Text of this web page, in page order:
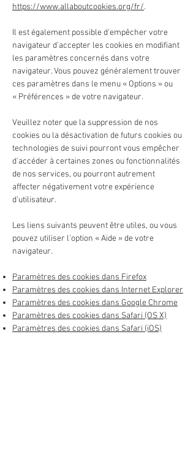
https://www.allaboutcookies.org/fr/.
Il est également possible d'empêcher votre
navigateur d'accepter les cookies en modifiant
les paramètres concernés dans votre
navigateur. Vous pouvez généralement trouver
ces paramètres dans le menu « Options »ou
« Préférences »de votre navigateur.
Veuillez noter que la suppression de nos
cookies ou la désactivation de futurs cookies ou
technologies de suivi pourront vous empêcher
d'accéder à certaines zones ou fonctionnalités
de nos services, ou pourront autrement
affecter négativement votre expérience
d'utilisateur.
Les liens suivants peuvent être utiles, ou vous
pouvez utiliser l'option «Aide »de votre
navigateur.
Paramètres des cookies dans Firefox
Paramètres des cookies dans Internet Explorer
Paramètres des cookies dans Google Chrome
Paramètres des cookies dans Safari (OS X)
Paramètres des cookies dans Safari (iOS)